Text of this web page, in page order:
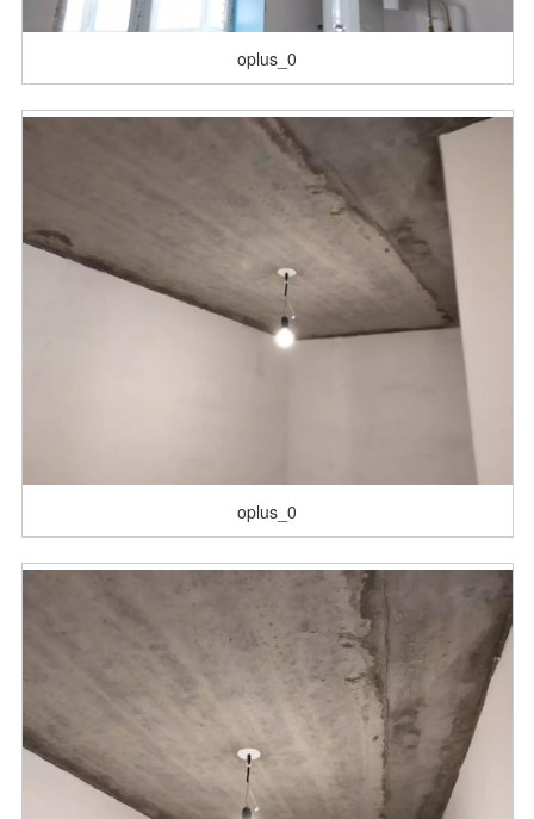
oplus_0
oplus_0